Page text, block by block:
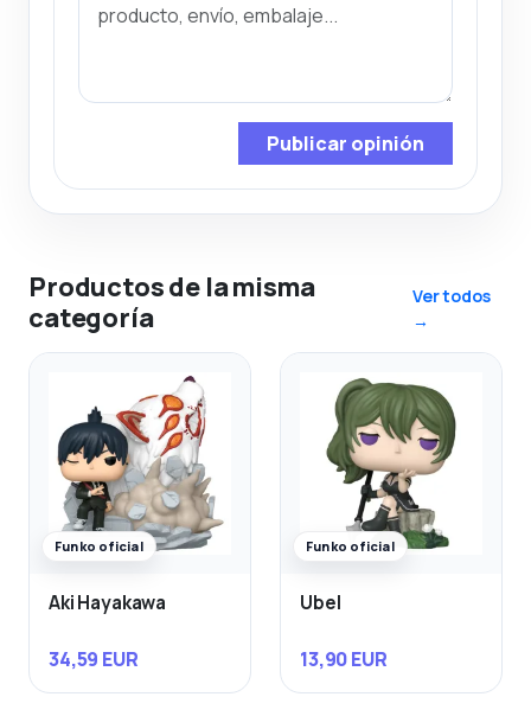
Publicar opinión
Productos de la misma
categoría
Ver todos
→
Funko oficial
Aki Hayakawa
34,59 EUR
Funko oficial
Ubel
13,90 EUR